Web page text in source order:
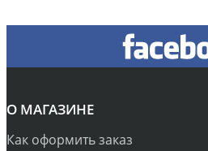
О МАГАЗИНЕ
Как оформить заказ